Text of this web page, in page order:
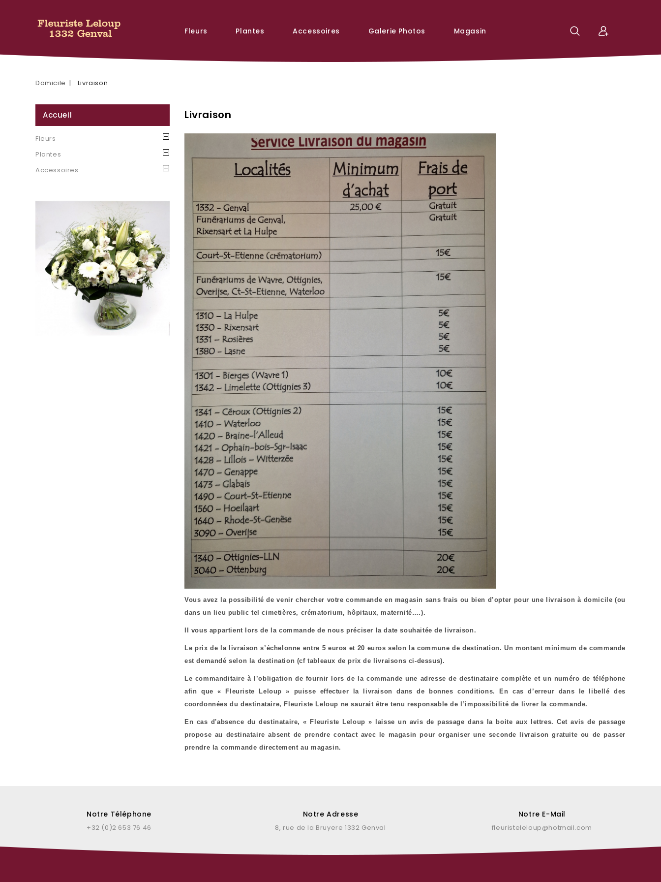
Fleurs Plantes Accessoires Galerie Photos Magasin
Domicile Livraison
Accueil
Fleurs
Plantes
Accessoires
Livraison
Vous avez la possibilité de venir chercher votre commande en magasin sans frais ou bien d’opter pour une livraison à domicile (ou
dans un lieu public tel cimetières, crématorium, hôpitaux, maternité….).
Il vous appartient lors de la commande de nous préciser la date souhaitée de livraison.
Le prix de la livraison s’échelonne entre 5 euros et 20 euros selon la commune de destination. Un montant minimum de commande
est demandé selon la destination (cf tableaux de prix de livraisons ci-dessus).
Le commanditaire à l’obligation de fournir lors de la commande une adresse de destinataire complète et un numéro de téléphone
afin que « Fleuriste Leloup » puisse effectuer la livraison dans de bonnes conditions. En cas d’erreur dans le libellé des
coordonnées du destinataire, Fleuriste Leloup ne saurait être tenu responsable de l’impossibilité de livrer la commande.
En cas d'absence du destinataire, « Fleuriste Leloup » laisse un avis de passage dans la boite aux lettres. Cet avis de passage
propose au destinataire absent de prendre contact avec le magasin pour organiser une seconde livraison gratuite ou de passer
prendre la commande directement au magasin.
Notre Téléphone
+32 (0)2 653 76 46
Notre Adresse
8, rue de la Bruyere 1332 Genval
Notre E-Mail
fleuristeleloup@hotmail.com